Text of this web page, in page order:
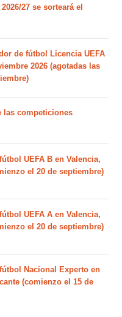
27 se sorteará el
de fútbol Licencia UEFA
2026 (agotadas las
las competiciones
UEFA B en Valencia,
el 20 de septiembre)
UEFA A en Valencia,
el 20 de septiembre)
Nacional Experto en
(comienzo el 15 de